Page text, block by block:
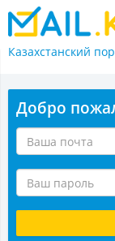
Казахстанский
Добро